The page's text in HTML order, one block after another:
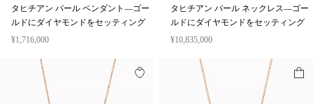
タヒチアン パール ペンダント—ゴー
ルドにダイヤモンドをセッティング
¥1,716,000
タヒチアン パール ネックレス—ゴー
ルドにダイヤモンドをセッティング
¥10,835,000